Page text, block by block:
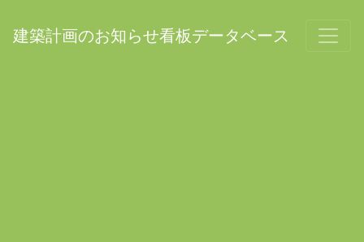
建築計画のお知らせ看板データベース